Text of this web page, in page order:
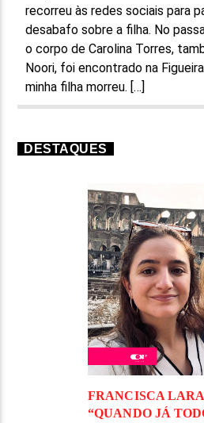
recorreu às redes sociais para
desabafo sobre a filha. No
o corpo de Carolina Torres,
Noori, foi encontrado na
minha filha morreu. […]
DESTAQUES
FRANCISCA
“QUANDO JÁ